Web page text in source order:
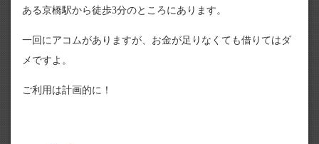
ある京橋駅から徒歩3分のところにあります。
一回にアコムがありますが、お金が足りなくても借りてはダ
メですよ。
ご利用は計画的に！